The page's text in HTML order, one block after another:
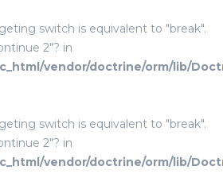
switch is equivalent to "break".
2"? in
vendor/doctrine/orm/lib/
switch is equivalent to "break".
2"? in
vendor/doctrine/orm/lib/